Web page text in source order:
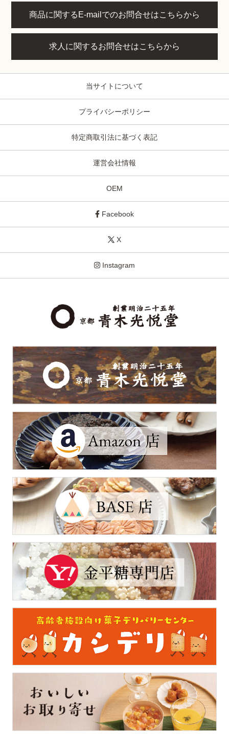
商品に関するE-mailでのお問合せはこちらから
求人に関するお問合せはこちらから
当サイトについて
プライバシーポリシー
特定商取引法に基づく表記
運営会社情報
OEM
Facebook
X
Instagram